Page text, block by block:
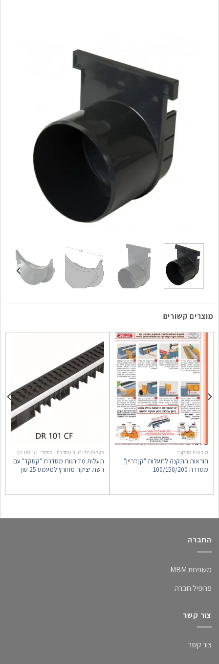
מוצרים קשורים
הוראות התקנה
הוראות התקנה לתעלות "קנדריין"
מסדרה 100/150/200
תעלות מדורגות מסדרת "קסקד" (KENADRAIN CASCADE HD (HEAVY DUTY
תעלות מדורגות מסדרת "קסקד" עם
רשת יציקה מחורץ למעמס 25 טון
החברה
משפחת MBM
פרופיל חברה
צור קשר
צור קשר